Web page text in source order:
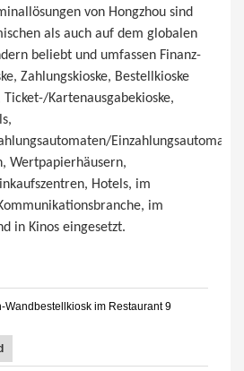
von Hongzhou sind
als auch auf dem globalen
beliebt und umfassen Finanz-
Zahlungskioske, Bestellkioske
Kartenausgabekioske,
Wertpapierhäusern,
Hotels, im
im
in Kinos eingesetzt.